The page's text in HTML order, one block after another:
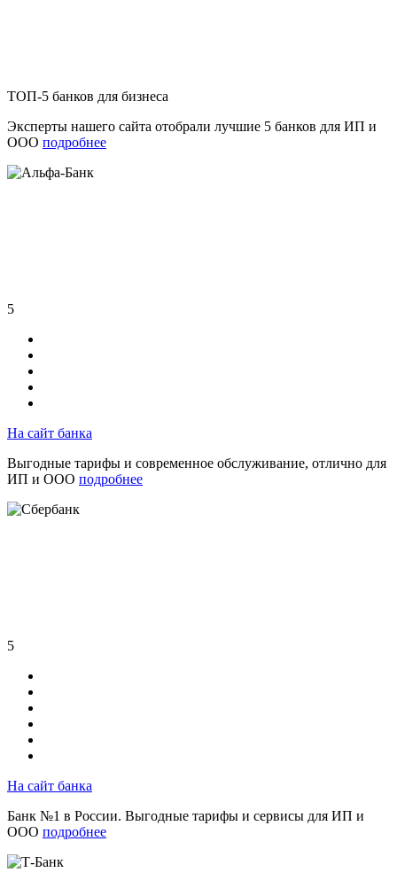
ТОП-5 банков для бизнеса
Эксперты нашего сайта отобрали лучшие 5 банков для ИП и
ООО подробнее
5
На сайт банка
Выгодные тарифы и современное обслуживание, отлично для
ИП и ООО подробнее
5
На сайт банка
Банк №1 в России. Выгодные тарифы и сервисы для ИП и
ООО подробнее